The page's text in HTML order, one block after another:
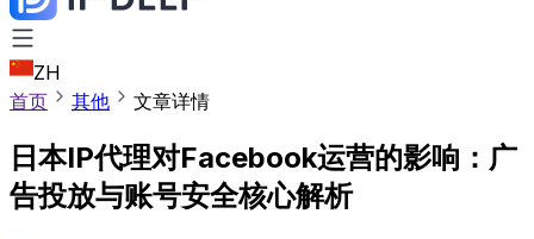
ZH
首页
其他 文章详情
日本IP代理对Facebook运营的影响：广
告投放与账号安全核心解析